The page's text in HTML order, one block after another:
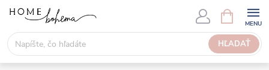
s
HĽADAŤ
Á
K
U
P